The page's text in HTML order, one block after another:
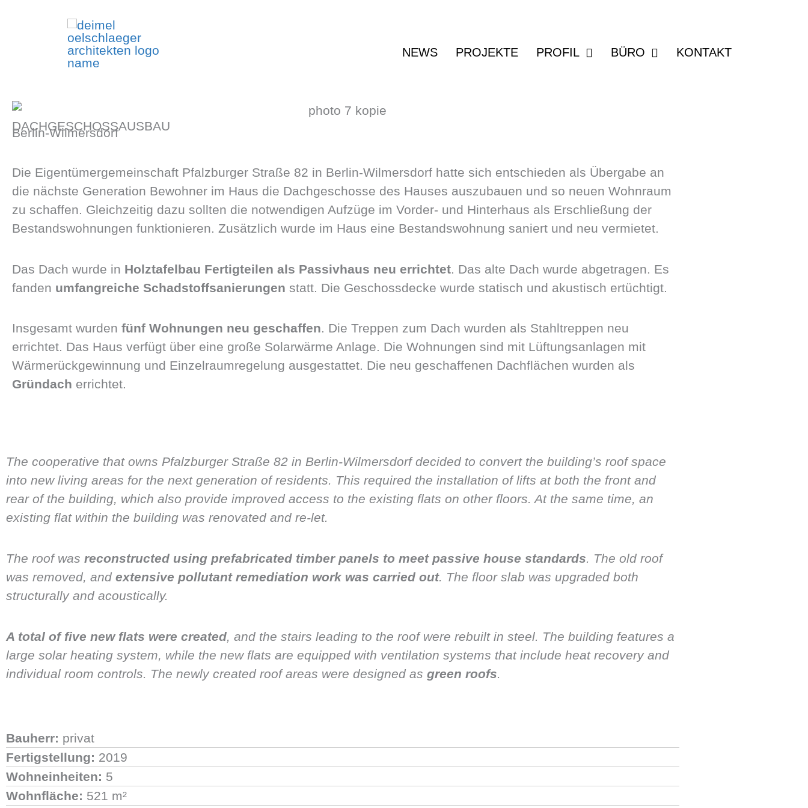
NEWS PROJEKTE PROFIL BÜRO KONTAKT
DACHGESCHOSSAUSBAU
Berlin-Wilmersdorf
Die Eigentümergemeinschaft Pfalzburger Straße 82 in Berlin-Wilmersdorf hatte sich entschieden als Übergabe an
die nächste Generation Bewohner im Haus die Dachgeschosse des Hauses auszubauen und so neuen Wohnraum
zu schaffen. Gleichzeitig dazu sollten die notwendigen Aufzüge im Vorder- und Hinterhaus als Erschließung der
Bestandswohnungen funktionieren. Zusätzlich wurde im Haus eine Bestandswohnung saniert und neu vermietet.
Das Dach wurde in Holztafelbau Fertigteilen als Passivhaus neu errichtet. Das alte Dach wurde abgetragen. Es
fanden umfangreiche Schadstoffsanierungen statt. Die Geschossdecke wurde statisch und akustisch ertüchtigt.
Insgesamt wurden fünf Wohnungen neu geschaffen. Die Treppen zum Dach wurden als Stahltreppen neu
errichtet. Das Haus verfügt über eine große Solarwärme Anlage. Die Wohnungen sind mit Lüftungsanlagen mit
Wärmerückgewinnung und Einzelraumregelung ausgestattet. Die neu geschaffenen Dachflächen wurden als
Gründach errichtet.
The cooperative that owns Pfalzburger Straße 82 in Berlin-Wilmersdorf decided to convert the building’s roof space
into new living areas for the next generation of residents. This required the installation of lifts at both the front and
rear of the building, which also provide improved access to the existing flats on other floors. At the same time, an
existing flat within the building was renovated and re-let.
The roof was reconstructed using prefabricated timber panels to meet passive house standards. The old roof
was removed, and extensive pollutant remediation work was carried out. The floor slab was upgraded both
structurally and acoustically.
A total of five new flats were created, and the stairs leading to the roof were rebuilt in steel. The building features a
large solar heating system, while the new flats are equipped with ventilation systems that include heat recovery and
individual room controls. The newly created roof areas were designed as green roofs.
Bauherr: privat
Fertigstellung: 2019
Wohneinheiten: 5
Wohnfläche: 521 m²​